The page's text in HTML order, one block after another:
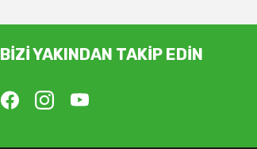
BİZİ YAKINDAN TAKİP EDİN